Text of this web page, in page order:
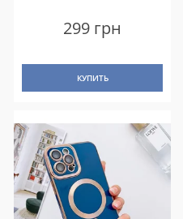
299 грн
КУПИТЬ